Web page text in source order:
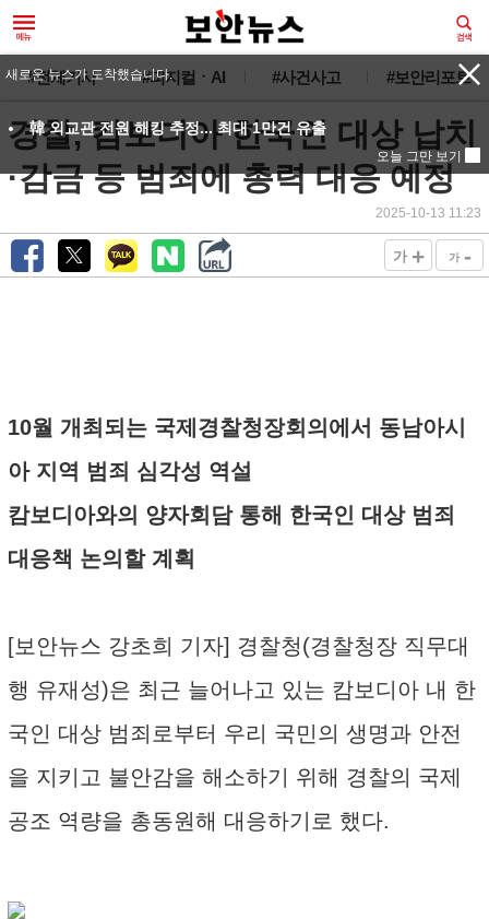
#전체기사 #피지컬ㆍAI #사건사고 #보안리포트
경찰, 캄보디아 한국인 대상 납치
·감금 등 범죄에 총력 대응 예정
2025-10-13 11:23
가 + 가 -
10월 개최되는 국제경찰청장회의에서 동남아시
아 지역 범죄 심각성 역설
캄보디아와의 양자회담 통해 한국인 대상 범죄
대응책 논의할 계획
[보안뉴스 강초희 기자] 경찰청(경찰청장 직무대
행 유재성)은 최근 늘어나고 있는 캄보디아 내 한
국인 대상 범죄로부터 우리 국민의 생명과 안전
을 지키고 불안감을 해소하기 위해 경찰의 국제
공조 역량을 총동원해 대응하기로 했다.
새로운 뉴스가 도착했습니다.
韓 외교관 전원 해킹 추정... 최대 1만건 유출
오늘 그만 보기